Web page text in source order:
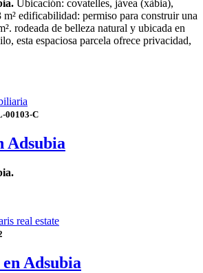
Ubicación: covatelles, jávea (xàbia),
m² edificabilidad: permiso para construir una
rodeada de belleza natural y ubicada en
esta espaciosa parcela ofrece privacidad,
00103-C
Adsubia
Adsubia